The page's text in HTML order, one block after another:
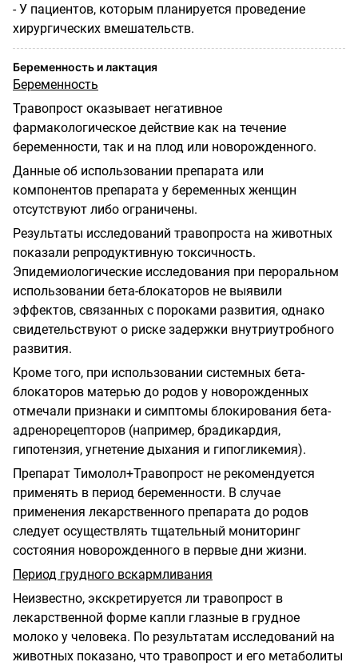
- У пациентов, которым планируется проведение
хирургических вмешательств.
Беременность и лактация
Беременность
Травопрост оказывает негативное
фармакологическое действие как на течение
беременности, так и на плод или новорожденного.
Данные об использовании препарата или
компонентов препарата у беременных женщин
отсутствуют либо ограничены.
Результаты исследований травопроста на животных
показали репродуктивную токсичность.
Эпидемиологические исследования при пероральном
использовании бета-блокаторов не выявили
эффектов, связанных с пороками развития, однако
свидетельствуют о риске задержки внутриутробного
развития.
Кроме того, при использовании системных бета-
блокаторов матерью до родов у новорожденных
отмечали признаки и симптомы блокирования бета-
адренорецепторов (например, брадикардия,
гипотензия, угнетение дыхания и гипогликемия).
Препарат Тимолол+Травопрост не рекомендуется
применять в период беременности. В случае
применения лекарственного препарата до родов
следует осуществлять тщательный мониторинг
состояния новорожденного в первые дни жизни.
Период грудного вскармливания
Неизвестно, экскретируется ли травопрост в
лекарственной форме капли глазные в грудное
молоко у человека. По результатам исследований на
животных показано, что травопрост и его метаболиты